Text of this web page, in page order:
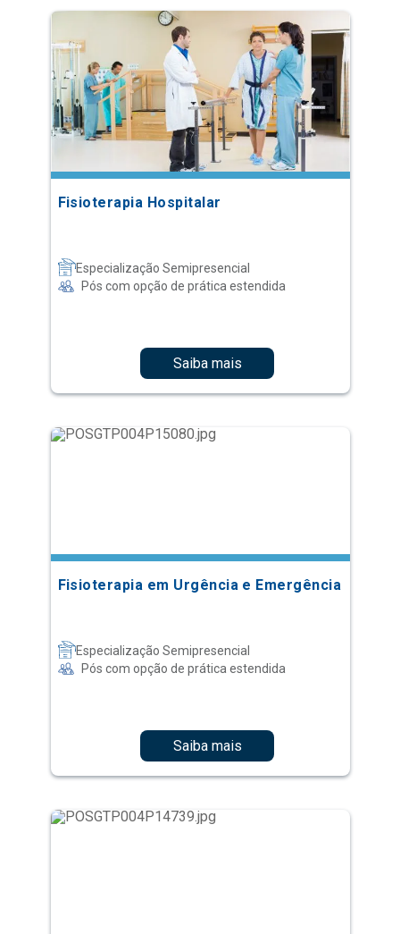
Fisioterapia Hospitalar
Especialização Semipresencial
Pós com opção de prática estendida
Saiba mais
Fisioterapia em Urgência e Emergência
Especialização Semipresencial
Pós com opção de prática estendida
Saiba mais